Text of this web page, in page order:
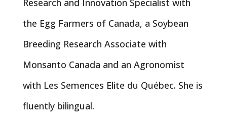
Research and Innovation Specialist with
the Egg Farmers of Canada, a Soybean
Breeding Research Associate with
Monsanto Canada and an Agronomist
with Les Semences Elite du Québec. She is
fluently bilingual.